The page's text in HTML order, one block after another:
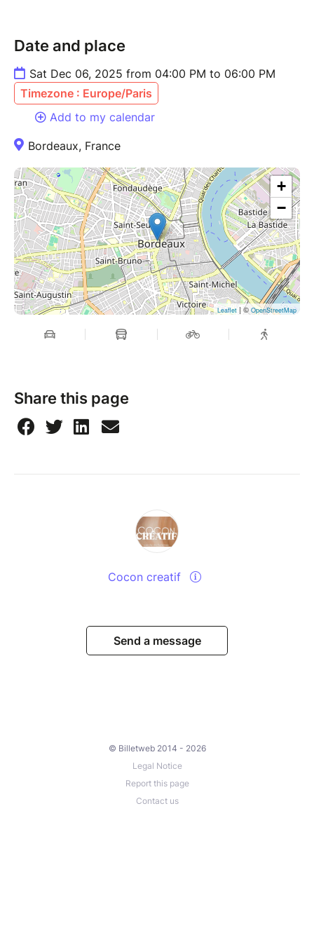
Date and place
Sat Dec 06, 2025 from 04:00 PM to 06:00 PM
Timezone : Europe/Paris
Add to my calendar
Bordeaux, France
+
−
Leaflet | © OpenStreetMap
Share this page
Cocon creatif
Send a message
© Billetweb 2014 - 2026
Legal Notice
Report this page
Contact us